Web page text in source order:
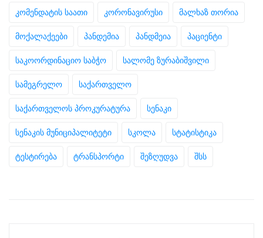
კომენდატის საათი კორონავირუსი მალხაზ თორია
მოქალაქეები პანდემია პანდმეია პაციენტი
საკოორდინაციო საბჭო სალომე ზურაბიშვილი
სამეგრელო საქართველო
საქართველოს პროკურატურა სენაკი
სენაკის მუნიციპალიტეტი სკოლა სტატისტიკა
ტესტირება ტრანსპორტი შეზღუდვა შსს